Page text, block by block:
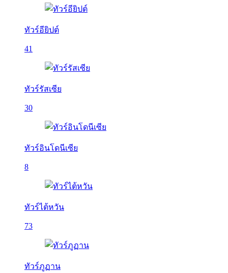
ทัวร์อียิปต์
41
ทัวร์รัสเซีย
30
ทัวร์อินโดนีเซีย
8
ทัวร์ไต้หวัน
73
ทัวร์ภูฏาน